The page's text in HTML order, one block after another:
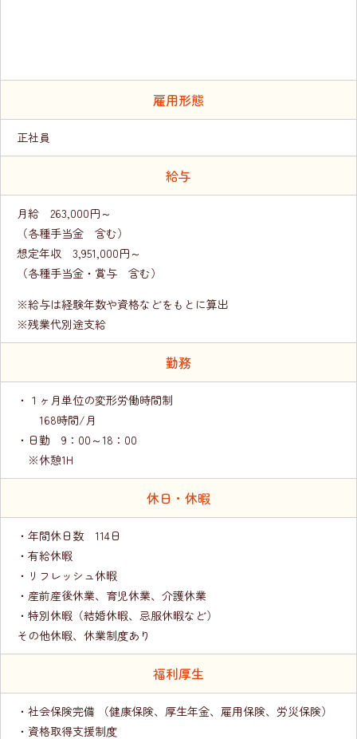
雇用形態
正社員
給与
月給 263,000円～
（各種手当金 含む）
想定年収 3,951,000円～
（各種手当金・賞与 含む）
※給与は経験年数や資格などをもとに算出
※残業代別途支給
勤務
・１ヶ月単位の変形労働時間制
168時間/月
・日勤 9：00～18：00
※休憩1H
休日・休暇
・年間休日数 114日
・有給休暇
・リフレッシュ休暇
・産前産後休業、育児休業、介護休業
・特別休暇（結婚休暇、忌服休暇など）
その他休暇、休業制度あり
福利厚生
・社会保険完備 （健康保険、厚生年金、雇用保険、労災保険）
・資格取得支援制度